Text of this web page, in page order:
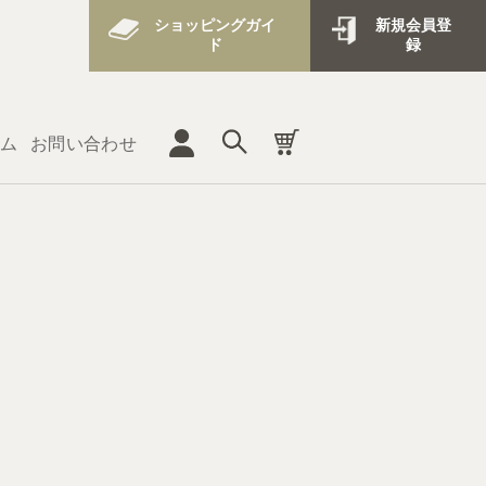
ショッピングガイ
ド
新規会員登
録
お問い合わせ